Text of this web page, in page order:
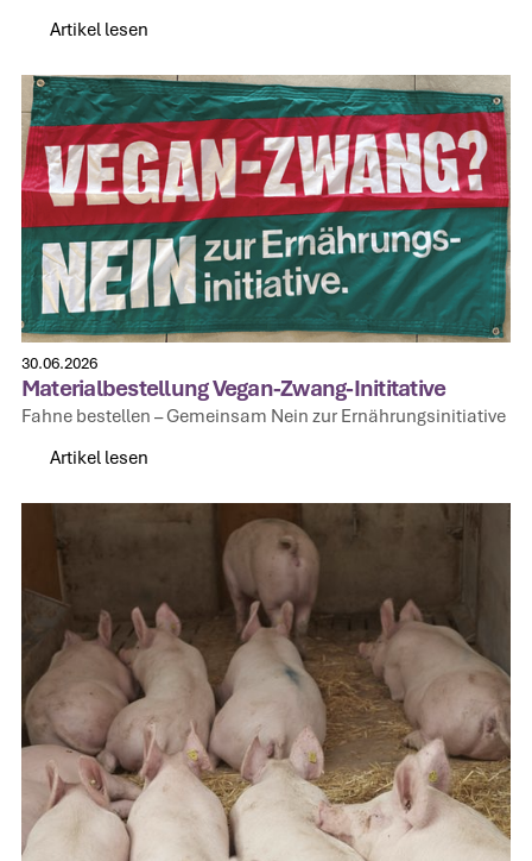
Artikel lesen
30.06.2026
Materialbestellung Vegan-Zwang-Inititative
Fahne bestellen – Gemeinsam Nein zur Ernährungsinitiative
Artikel lesen